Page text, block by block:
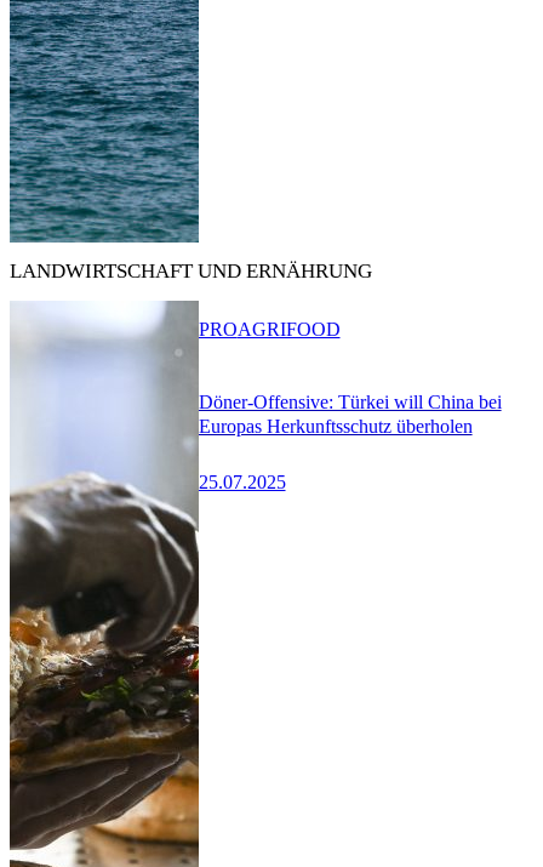
LANDWIRTSCHAFT UND ERNÄHRUNG
Döner-Offensive: Türkei will China bei
Europas Herkunftsschutz überholen
25.07.2025
PROAGRIFOOD